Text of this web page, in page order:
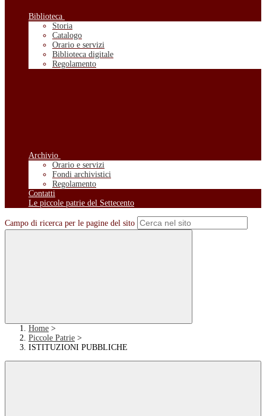
Biblioteca
Storia
Catalogo
Orario e servizi
Biblioteca digitale
Regolamento
Archivio
Orario e servizi
Fondi archivistici
Regolamento
Contatti
Le piccole patrie del Settecento
Campo di ricerca per le pagine del sito
Home >
Piccole Patrie >
ISTITUZIONI PUBBLICHE